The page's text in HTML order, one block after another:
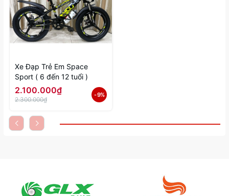
Xe Đạp Trẻ Em Space
Sport ( 6 đến 12 tuổi )
2.100.000₫
2.300.000₫
- 9%